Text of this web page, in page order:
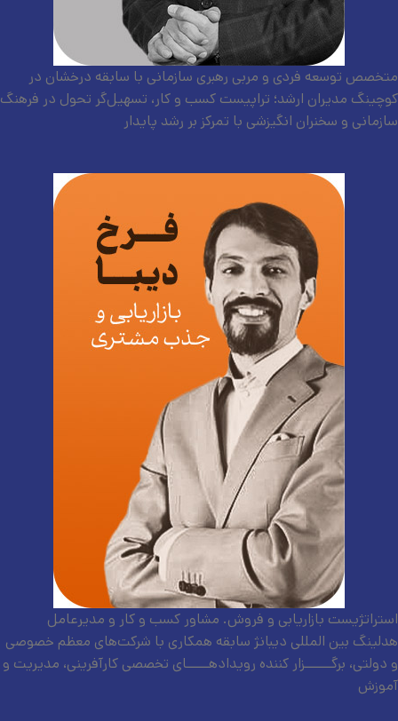
متخصص توسعه فردی و مربی رهبری سازمانی با سابقه درخشان در
کوچینگ مدیران ارشد؛ تراپیست کسب و کار، تسهیل‌گر تحول در فرهنگ
سازمانی و سخنران انگیزشی با تمرکز بر رشد پایدار
استراتژیست بازاریابی و فروش. مشاور کسب و کار و مدیرعامل
هدلینگ بین المللی دیبانژ سابقه همکاری با شرکت‌های معظم خصوصی
و دولتی، برگــــــزار کننده رویدادهـــــای تخصصی کارآفرینی، مدیریت و
آموزش